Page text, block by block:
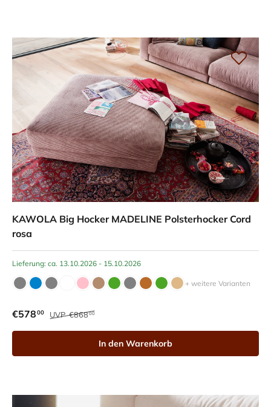
KAWOLA Big Hocker MADELINE Polsterhocker Cord
rosa
Lieferung: ca. 13.10.2026 - 15.10.2026
+ weitere Varianten
€57800 UVP€86800
In den Warenkorb